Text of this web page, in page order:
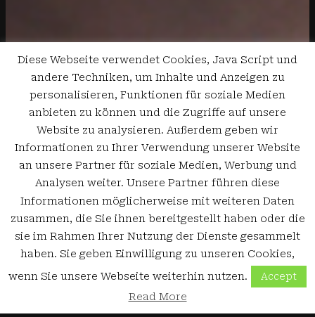
Diese Webseite verwendet Cookies, Java Script und
andere Techniken, um Inhalte und Anzeigen zu
personalisieren, Funktionen für soziale Medien
anbieten zu können und die Zugriffe auf unsere
Website zu analysieren. Außerdem geben wir
Informationen zu Ihrer Verwendung unserer Website
an unsere Partner für soziale Medien, Werbung und
Analysen weiter. Unsere Partner führen diese
Informationen möglicherweise mit weiteren Daten
zusammen, die Sie ihnen bereitgestellt haben oder die
sie im Rahmen Ihrer Nutzung der Dienste gesammelt
haben. Sie geben Einwilligung zu unseren Cookies,
wenn Sie unsere Webseite weiterhin nutzen.
Accept
Read More